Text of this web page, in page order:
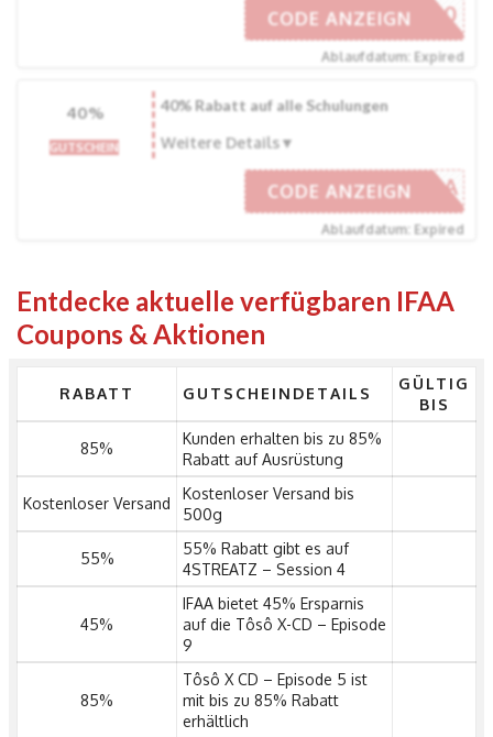
IFAA20
CODE ANZEIGN
Ablaufdatum: Expired
40%
GUTSCHEIN
40% Rabatt auf alle Schulungen
Weitere Details
AHREIFAA
CODE ANZEIGN
Ablaufdatum: Expired
Entdecke aktuelle verfügbaren IFAA
Coupons & Aktionen
RABATT GUTSCHEINDETAILS
GÜLTIG
BIS
85%
Kunden erhalten bis zu 85%
Rabatt auf Ausrüstung
Kostenloser Versand
Kostenloser Versand bis
500g
55%
55% Rabatt gibt es auf
4STREATZ – Session 4
45%
IFAA bietet 45% Ersparnis
auf die Tôsô X-CD – Episode
9
85%
Tôsô X CD – Episode 5 ist
mit bis zu 85% Rabatt
erhältlich